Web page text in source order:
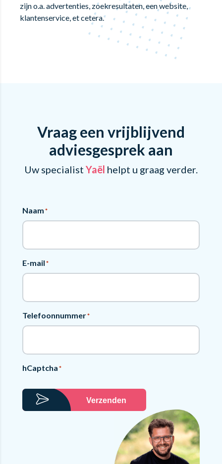
zijn o.a. advertenties, zoekresultaten, een website,
klantenservice, et cetera.
Vraag een vrijblijvend
adviesgesprek aan
Uw specialist Yaël helpt u graag verder.
Naam*
E-mail*
Telefoonnummer*
hCaptcha*
Verzenden